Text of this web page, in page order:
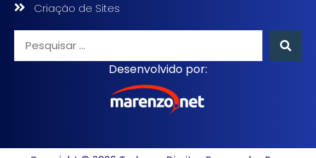
Criação de Sites
Desenvolvido por: